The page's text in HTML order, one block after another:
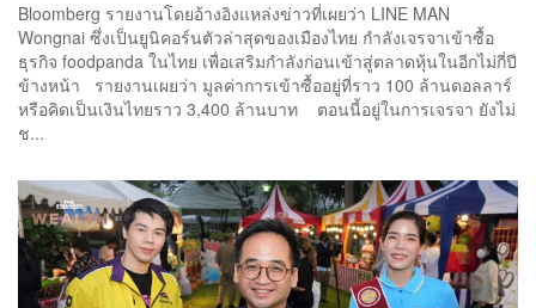
Bloomberg รายงานโดยอ้างอิงแหล่งข่าวที่เผยว่า LINE MAN
Wongnai ซึ่งเป็นยูนิคอร์นตัวล่าสุดของเมืองไทย กำลังเจรจาเข้าซื้อ
ธุรกิจ foodpanda ในไทย เพื่อเสริมกำลังก่อนเข้าสู่ตลาดหุ้นในอีกไม่กี่ปี
ข้างหน้า รายงานเผยว่า มูลค่าการเข้าซื้ออยู่ที่ราว 100 ล้านดอลลาร์
หรือคิดเป็นเงินไทยราว 3,400 ล้านบาท ตอนนี้อยู่ในการเจรจา ยังไม่
ช...